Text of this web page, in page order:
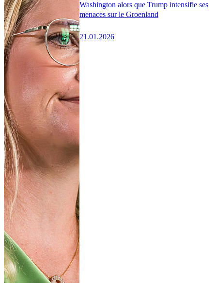
Washington alors que Trump intensifie ses
menaces sur le Groenland
21.01.2026